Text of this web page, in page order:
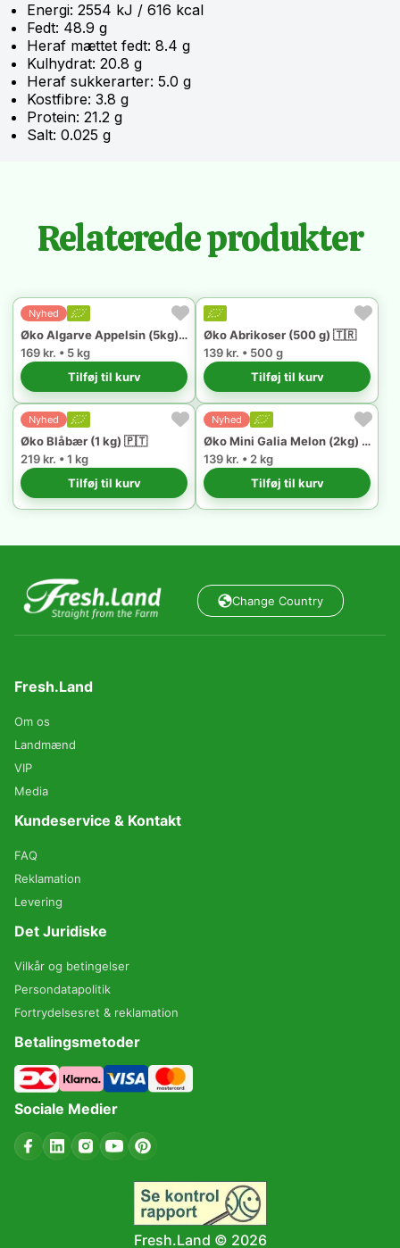
Energi: 2554 kJ / 616 kcal
Fedt: 48.9 g
Heraf mættet fedt: 8.4 g
Kulhydrat: 20.8 g
Heraf sukkerarter: 5.0 g
Kostfibre: 3.8 g
Protein: 21.2 g
Salt: 0.025 g
Relaterede produkter
Nyhed
Øko Algarve Appelsin (5kg) 🇵🇹
169 kr. • 5 kg
Tilføj til kurv
Øko Abrikoser (500 g) 🇹🇷
139 kr. • 500 g
Tilføj til kurv
Nyhed
Øko Blåbær (1 kg) 🇵🇹
219 kr. • 1 kg
Tilføj til kurv
Nyhed
Øko Mini Galia Melon (2kg) 🇪🇸
139 kr. • 2 kg
Tilføj til kurv
Change Country
Fresh.Land
Om os
Landmænd
VIP
Media
Kundeservice & Kontakt
FAQ
Reklamation
Levering
Det Juridiske
Vilkår og betingelser
Persondatapolitik
Fortrydelsesret & reklamation
Betalingsmetoder
Sociale Medier
Fresh.Land © 2026